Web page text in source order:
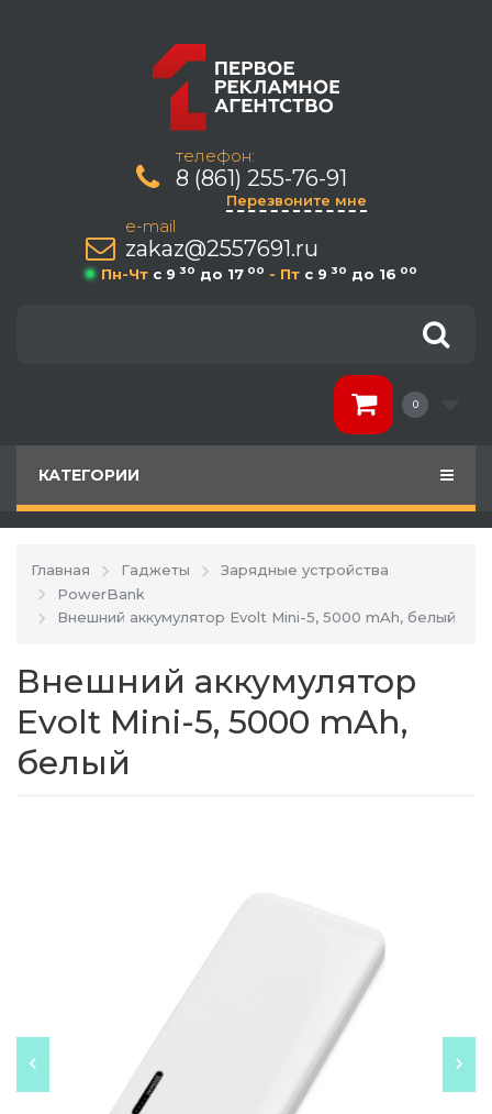
телефон:
8 (861) 255-76-91
Перезвоните мне
e-mail
zakaz@2557691.ru
Пн-Чт c 9 30 до 17 00 - Пт c 9 30 до 16 00
0
КАТЕГОРИИ
Главная Гаджеты
Зарядные устройства
PowerBank
Внешний аккумулятор Evolt Mini-5, 5000 mAh, белый
Внешний аккумулятор
Evolt Mini-5, 5000 mAh,
белый